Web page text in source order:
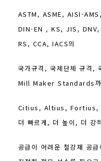
ASTM, ASME, AISI-
DIN-EN , KS, JIS,
RS, CCA, IACS의
국가규격, 국제단체 규격,
Mill Maker Standards까
Citius, Altius, Fortius,
더 빠르게, 더 높이, 더 강
공급이 어려운 철강재 공급